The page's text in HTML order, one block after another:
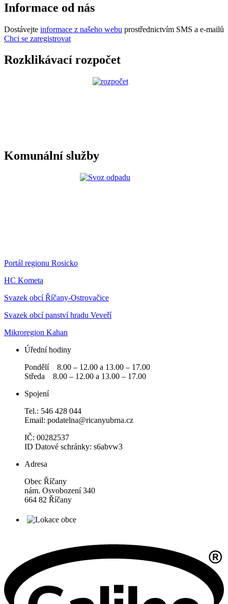
Informace od nás
Dostávejte informace z našeho webu prostřednictvím SMS a e-mailů
Chci se zaregistrovat
Rozklikávací rozpočet
Komunální služby
Portál regionu Rosicko
HC Kometa
Svazek obcí Říčany-Ostrovačice
Svazek obcí panství hradu Veveří
Mikroregion Kahan
Úřední hodiny
Pondělí 8.00 – 12.00 a 13.00 – 17.00
Středa 8.00 – 12.00 a 13.00 – 17.00
Spojení
Tel.: 546 428 044
Email: podatelna@ricanyubrna.cz
IČ: 00282537
ID Datové schránky: s6abvw3
Adresa
Obec Říčany
nám. Osvobození 340
664 82 Říčany